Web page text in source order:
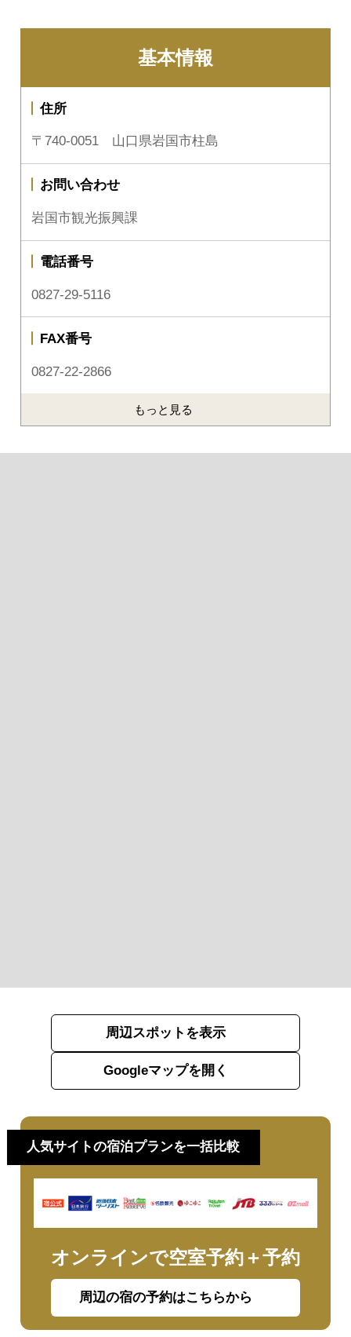
基本情報
住所
〒740-0051 山口県岩国市柱島
お問い合わせ
岩国市観光振興課
電話番号
0827-29-5116
FAX番号
0827-22-2866
もっと見る
周辺スポットを表示
Googleマップを開く
人気サイトの宿泊プランを一括比較
オンラインで空室予約＋予約
周辺の宿の予約はこちらから